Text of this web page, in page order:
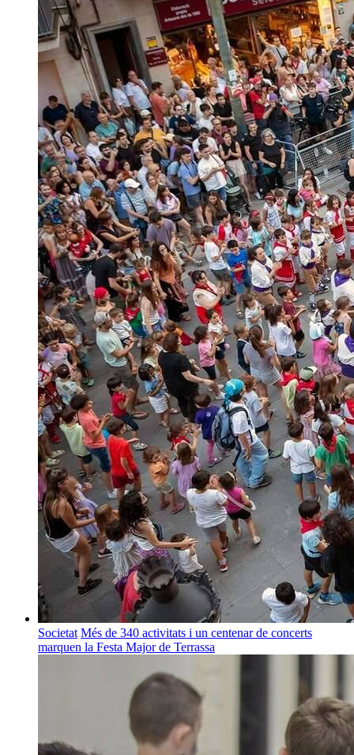
Societat Més de 340 activitats i un centenar de concerts
marquen la Festa Major de Terrassa